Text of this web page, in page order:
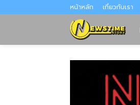
หน้าหลัก เกี่ยวกับเรา